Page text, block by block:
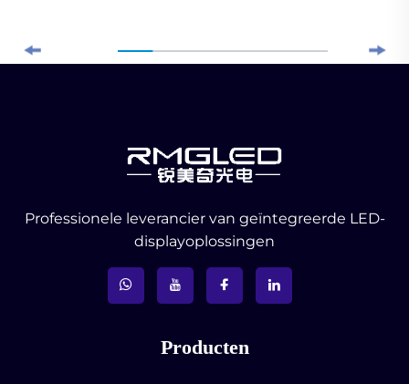
Professionele leverancier van geïntegreerde LED-
displayoplossingen
Producten